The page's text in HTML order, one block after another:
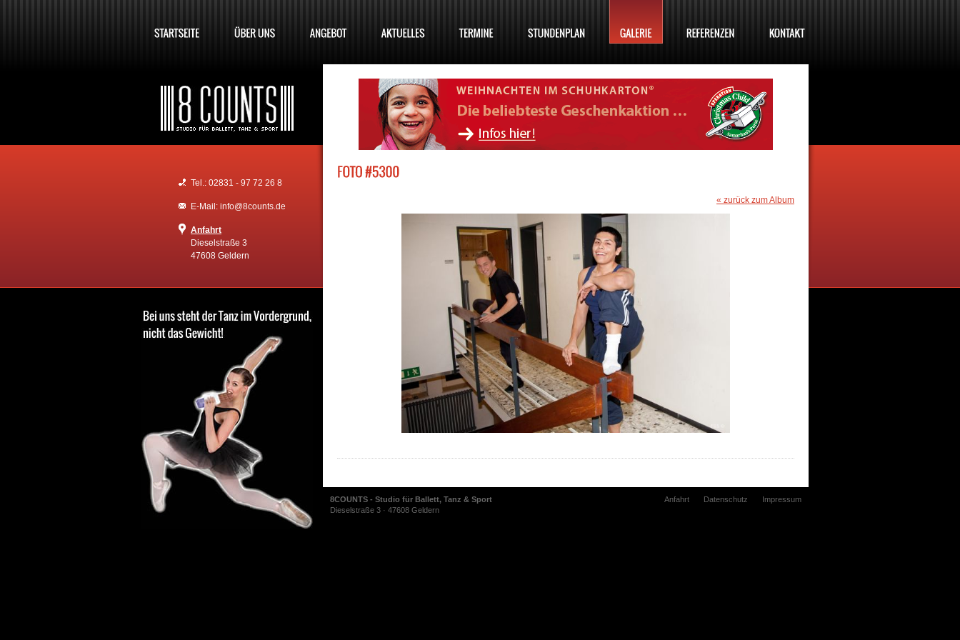
Tel.: 02831 - 97 72 26 8
E-Mail: info@8counts.de
Anfahrt
Dieselstraße 3
47608 Geldern
« zurück zum Album
8COUNTS - Studio für Ballett, Tanz & Sport
Dieselstraße 3 · 47608 Geldern
Anfahrt Datenschutz Impressum